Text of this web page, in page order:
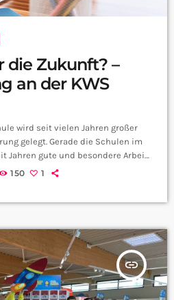
die Zukunft? –
an der KWS
wird seit vielen Jahren großer
gelegt. Gerade die Schulen im
Jahren gute und besondere Arbeit
bestens für den weiteren
150 1
insert_link